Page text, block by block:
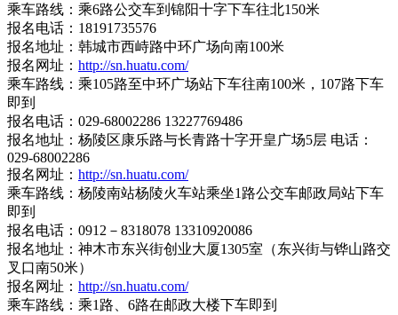
乘车路线：乘6路公交车到锦阳十字下车往北150米
报名电话：18191735576
报名地址：韩城市西峙路中环广场向南100米
报名网址： http://sn.huatu.com/
乘车路线：乘105路至中环广场站下车往南100米，107路下车
即到
报名电话：029-68002286 13227769486
报名地址：杨陵区康乐路与长青路十字开皇广场5层 电话：
029-68002286
报名网址： http://sn.huatu.com/
乘车路线：杨陵南站杨陵火车站乘坐1路公交车邮政局站下车
即到
报名电话：0912－8318078 13310920086
报名地址：神木市东兴街创业大厦1305室（东兴街与铧山路交
叉口南50米）
报名网址： http://sn.huatu.com/
乘车路线：乘1路、6路在邮政大楼下车即到